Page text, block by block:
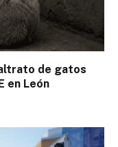
de gatos
en León